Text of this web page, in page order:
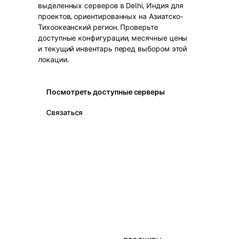
выделенных серверов в Delhi, Индия для
проектов, ориентированных на Азиатско-
Тихоокеанский регион. Проверьте
доступные конфигурации, месячные цены
и текущий инвентарь перед выбором этой
локации.
Посмотреть доступные серверы
Связаться